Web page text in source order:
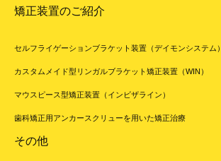
矯正装置のご紹介
セルフライゲーションブラケット装置（デイモンシステム）
カスタムメイド型リンガルブラケット矯正装置（WIN）
マウスピース型矯正装置（インビザライン）
歯科矯正用アンカースクリューを用いた矯正治療
その他